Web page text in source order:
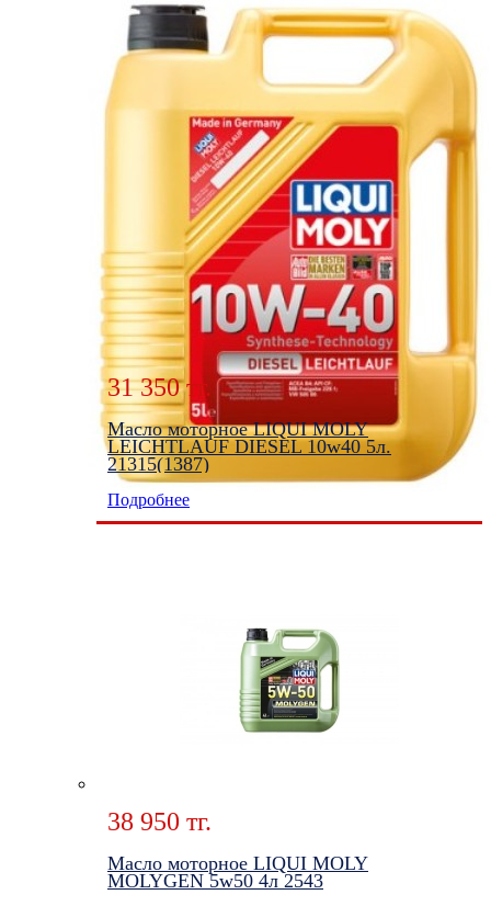
LEICHTLAUF DIESEL 10w40 1 л
21314
Подробнее
31 350 тг.
Масло моторное LIQUI MOLY
LEICHTLAUF DIESEL 10w40 5л.
21315(1387)
Подробнее
38 950 тг.
Масло моторное LIQUI MOLY
MOLYGEN 5w50 4л 2543